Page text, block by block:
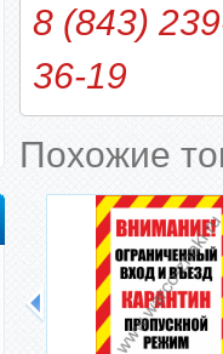
8 (843)
36-19
Похожие